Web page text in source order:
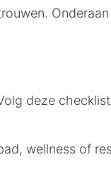
deze
wellness of